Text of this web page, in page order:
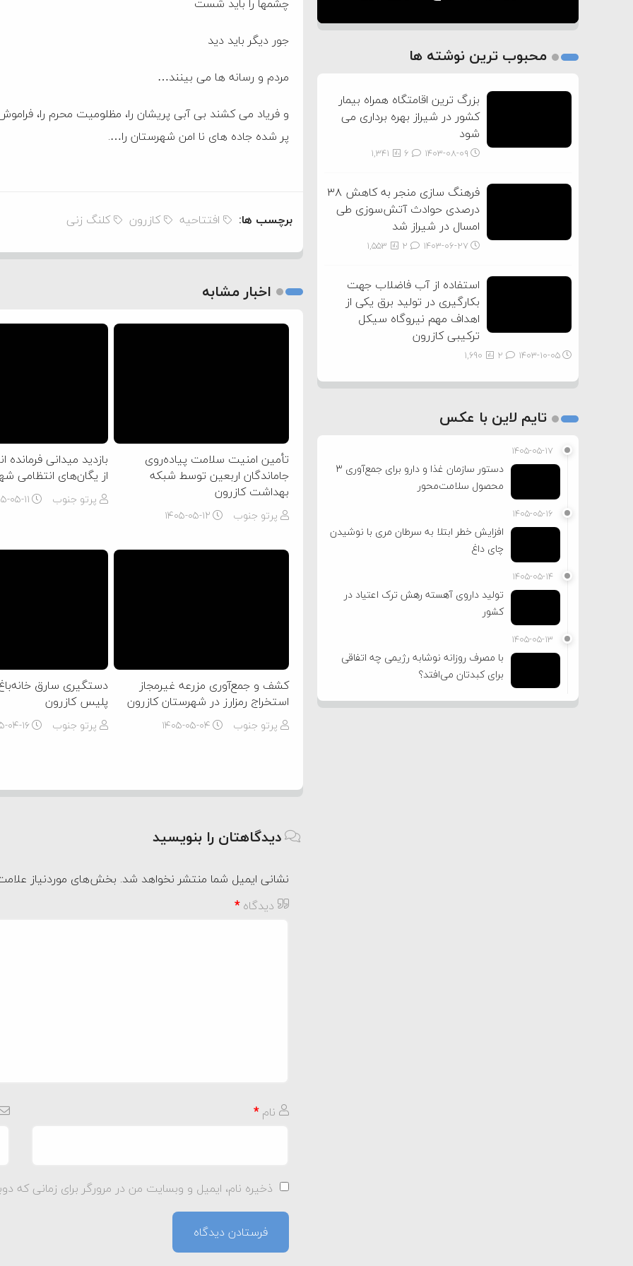
جور دیگر باید دید
مردم و رسانه ها می بینند…
و فریاد می کشند بی آبی پریشان را، مظلومیت محرم را،
پر شده جاده های نا امن شهرستان را….
برچسب ها: افتتاحیه کازرون کلنگ زنی
اخبار مشابه
تأمین امنیت سلامت پیاده‌روی
جاماندگان اربعین توسط شبکه
بهداشت کازرون
پرتو جنوب ۱۴۰۵-۰۵-۱۲
بازدید میدانی
از یگان‌های انتظامی
پرتو جنوب ۱۴۰۵-
کشف و جمع‌آوری مزرعه غیرمجاز
استخراج رمز‌ارز در شهرستان کازرون
پرتو جنوب ۱۴۰۵-۰۵-۰۴
دستگیری سارق
پلیس کازرون
پرتو جنوب ۱۴۰۵-
دیدگاهتان را بنویسید
نشانی ایمیل شما منتشر نخواهد شد. بخش‌های موردنیاز
دیدگاه*
نام*
ذخیره نام، ایمیل و وبسایت من در مرورگر برای زمانی که
2
محبوب ترین نوشته ها
بزرگ ترین اقامتگاه همراه بیمار
کشور در شیراز بهره برداری می
شود
۱۴۰۳-۰۸-۰۹ 1,341
فرهنگ سازی منجر به کاهش ۳۸
درصدی حوادث آتش‌سوزی طی
امسال در شیراز شد
۱۴۰۳-۰۶-۲۷ 1,553
استفاده از آب فاضلاب جهت
بکارگیری در تولید برق یکی از
اهداف مهم نیروگاه سیکل
ترکیبی کازرون
۱۴۰۳-۱۰-۰۵ 1,690
تایم لاین با عکس
۱۴۰۵-۰۵-۱۷
دستور سازمان غذا و دارو برای جمع‌آوری ۳
محصول سلامت‌محور
۱۴۰۵-۰۵-۱۶
افزایش خطر ابتلا به سرطان مری با نوشیدن
چای داغ
۱۴۰۵-۰۵-۱۴
تولید داروی آهسته رهش ترک اعتیاد در
کشور
۱۴۰۵-۰۵-۱۳
با مصرف روزانه نوشابه رژیمی چه اتفاقی
برای کبدتان می‌افتد؟